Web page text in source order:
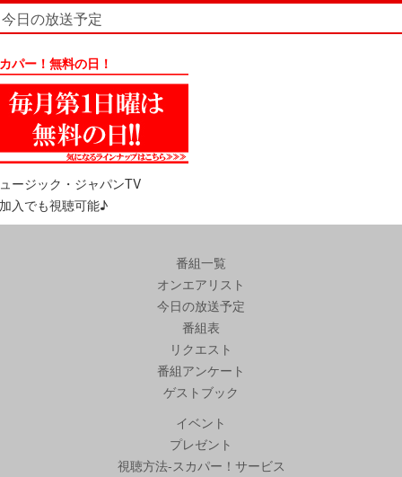
今日の放送予定
パー！無料の日！
ージック・ジャパンTV
入でも視聴可能♪
番組一覧
オンエアリスト
今日の放送予定
番組表
リクエスト
番組アンケート
ゲストブック
イベント
プレゼント
視聴方法-スカパー！サービス